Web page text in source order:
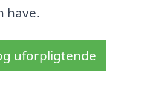
have.
uforpligtende